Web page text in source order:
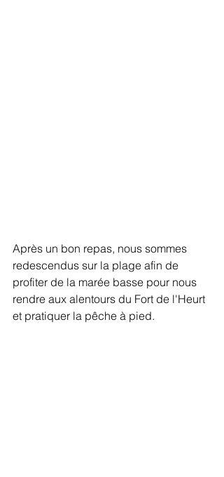
Après un bon repas, nous sommes
redescendus sur la plage afin de
profiter de la marée basse pour nous
rendre aux alentours du Fort de l'Heurt
et pratiquer la pêche à pied.